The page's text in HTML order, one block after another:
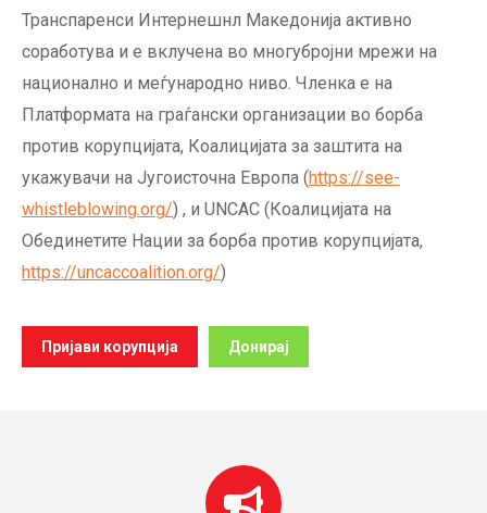
Транспаренси Интернешнл Македонија активно
соработува и е вклучена во многубројни мрежи на
национално и меѓународно ниво. Членка е на
Платформата на граѓански организации во борба
против корупцијата, Коалицијата за заштита на
укажувачи на Југоисточна Европа (https://see-
whistleblowing.org/) , и UNCAC (Коалицијата на
Обединетите Нации за борба против корупцијата,
https://uncaccoalition.org/)
Пријави корупција Донирај